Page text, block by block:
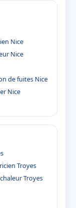
Nice
Nice
de fuites Nice
Nice
Troyes
Troyes